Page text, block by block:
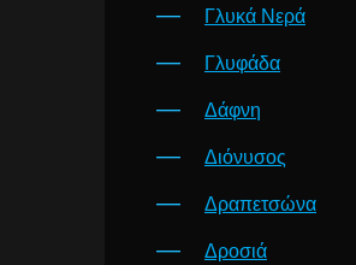
Γλυκά Νερά
Γλυφάδα
Δάφνη
Διόνυσος
Δραπετσώνα
Δροσιά